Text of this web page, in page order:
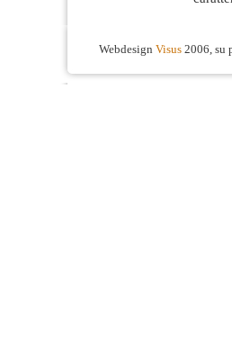
Webdesign Visus 2006, su